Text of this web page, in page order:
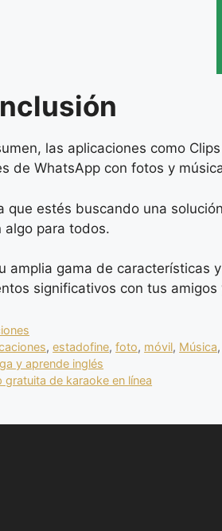
las aplicaciones como
de WhatsApp con fotos y
que estés buscando una
algo para todos.
amplia gama de características
significativos con tus amigos
,estadofine,foto, móvil, Música,
y aprende inglés
gratuita de karaoke en línea